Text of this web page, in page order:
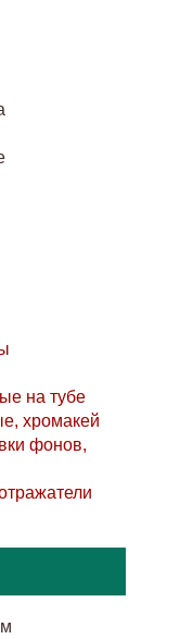
на тубе
хромакей
фонов,